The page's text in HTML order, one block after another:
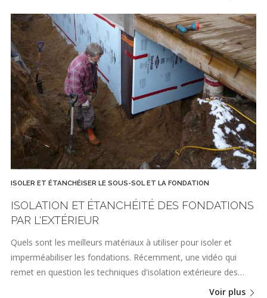
ISOLER ET ÉTANCHÉISER LE SOUS-SOL ET LA FONDATION
ISOLATION ET ÉTANCHÉITÉ DES FONDATIONS
PAR L'EXTÉRIEUR
Quels sont les meilleurs matériaux à utiliser pour isoler et
imperméabiliser les fondations. Récemment, une vidéo qui
remet en question les techniques d'isolation extérieure des…
Voir plus